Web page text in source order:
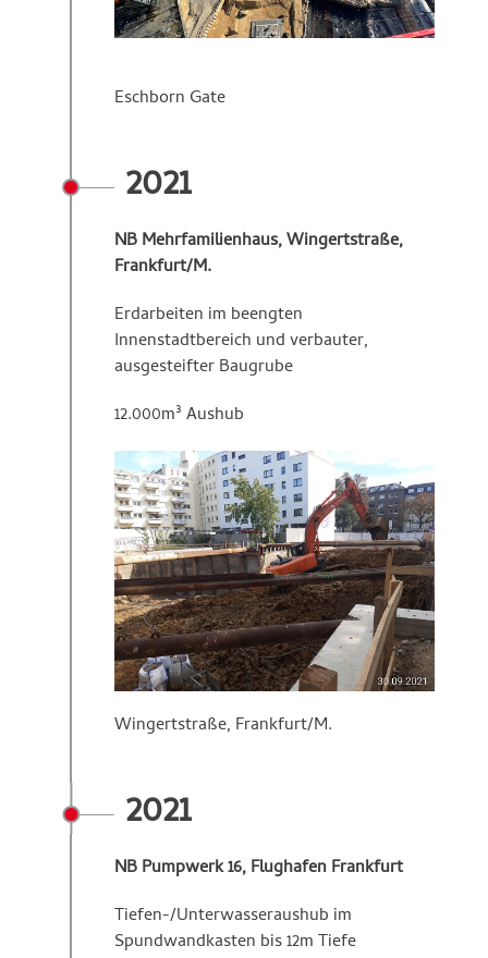
Eschborn Gate
2021
NB Mehrfamilienhaus, Wingertstraße,
Frankfurt/M.
Erdarbeiten im beengten
Innenstadtbereich und verbauter,
ausgesteifter Baugrube
12.000m³ Aushub
Wingertstraße, Frankfurt/M.
2021
NB Pumpwerk 16, Flughafen Frankfurt
Tiefen-/Unterwasseraushub im
Spundwandkasten bis 12m Tiefe